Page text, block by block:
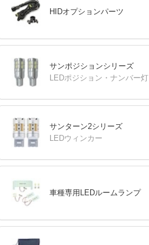
HIDオプションパーツ
サンポジションシリーズ
LEDポジション・ナンバー灯
サンターン2シリーズ
LEDウィンカー
車種専用LEDルームランプ